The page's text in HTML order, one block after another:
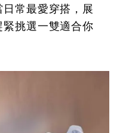
常最愛穿搭，展
挑選一雙適合你